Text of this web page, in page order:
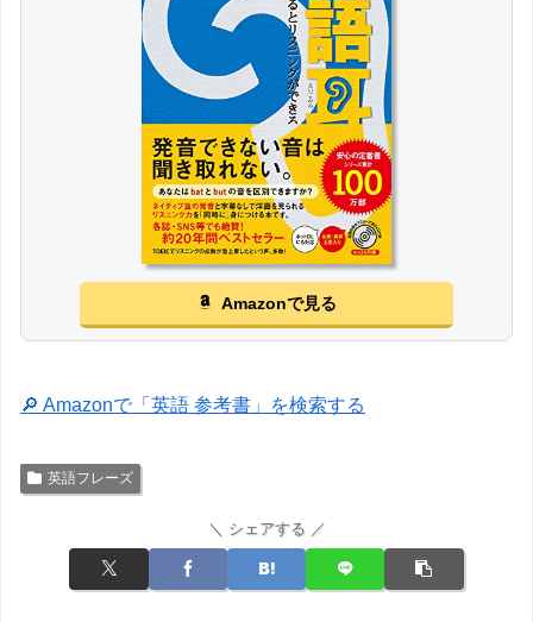
Amazonで見る
🔎 Amazonで「英語 参考書」を検索する
英語フレーズ
＼ シェアする ／